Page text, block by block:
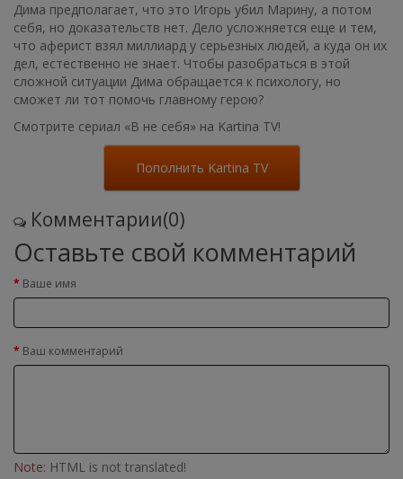
Дима предполагает, что это Игорь убил Марину, а потом
себя, но доказательств нет. Дело усложняется еще и тем,
что аферист взял миллиард у серьезных людей, а куда он их
дел, естественно не знает. Чтобы разобраться в этой
сложной ситуации Дима обращается к психологу, но
сможет ли тот помочь главному герою?
Смотрите сериал «В не себя» на Kartina TV!
Пополнить Kartina TV
Комментарии(0)
Оставьте свой комментарий
Ваше имя
Ваш комментарий
Note: HTML is not translated!